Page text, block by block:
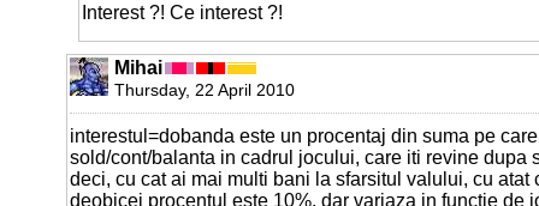
Interest ?! Ce interest ?!
Mihai
Thursday, 22 April 2010
interestul=dobanda este un procentaj din suma pe
sold/cont/balanta in cadrul jocului, care iti revine dupa
deci, cu cat ai mai multi bani la sfarsitul valului, cu atat
deobicei procentul este 10%, dar variaza in functie de